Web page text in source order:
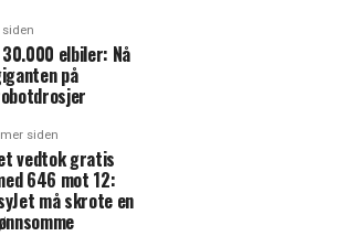
siden
elbiler: Nå
på
siden
vedtok gratis
646 mot 12:
må skrote en